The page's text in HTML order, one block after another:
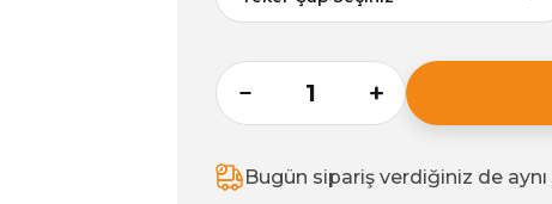
Bugün sipariş verdiğiniz de